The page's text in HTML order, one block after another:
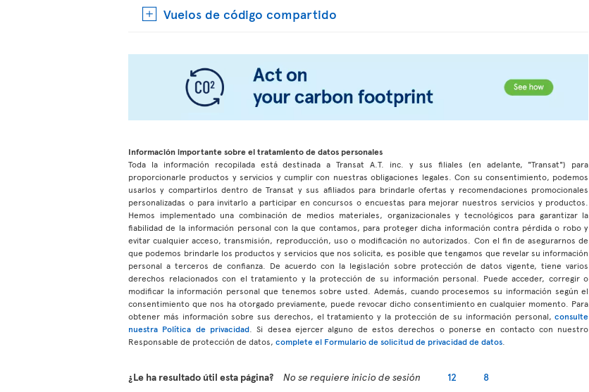
Vuelos de código compartido
Información importante sobre el tratamiento de datos personales
Toda la información recopilada está destinada a Transat A.T. inc. y sus filiales (en adelante, "Transat") para
proporcionarle productos y servicios y cumplir con nuestras obligaciones legales. Con su consentimiento, podemos
usarlos y compartirlos dentro de Transat y sus afiliados para brindarle ofertas y recomendaciones promocionales
personalizadas o para invitarlo a participar en concursos o encuestas para mejorar nuestros servicios y productos.
Hemos implementado una combinación de medios materiales, organizacionales y tecnológicos para garantizar la
fiabilidad de la información personal con la que contamos, para proteger dicha información contra pérdida o robo y
evitar cualquier acceso, transmisión, reproducción, uso o modificación no autorizados. Con el fin de asegurarnos de
que podemos brindarle los productos y servicios que nos solicita, es posible que tengamos que revelar su información
personal a terceros de confianza. De acuerdo con la legislación sobre protección de datos vigente, tiene varios
derechos relacionados con el tratamiento y la protección de su información personal. Puede acceder, corregir o
modificar la información personal que tenemos sobre usted. Además, cuando procesemos su información según el
consentimiento que nos ha otorgado previamente, puede revocar dicho consentimiento en cualquier momento. Para
obtener más información sobre sus derechos, el tratamiento y la protección de su información personal,consulte
nuestra Política de privacidad . Si desea ejercer alguno de estos derechos o ponerse en contacto con nuestro
Responsable de protección de datos, complete el Formulario de solicitud de privacidad de datos
¿Le ha resultado útil esta página? No se requiere inicio de sesión 12 8